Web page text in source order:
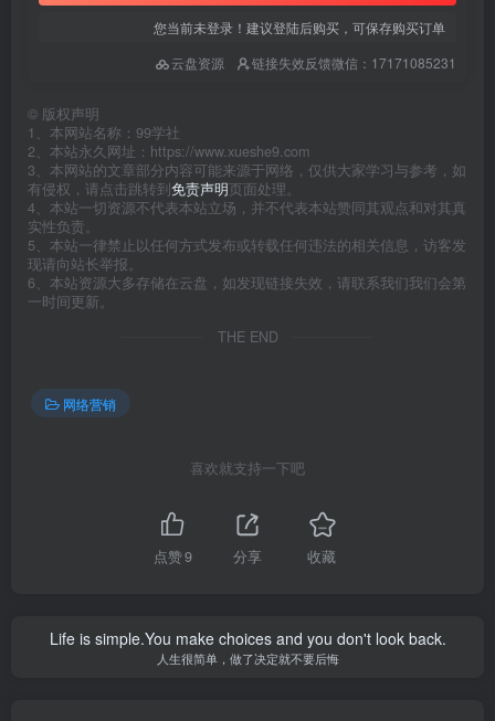
您当前未登录！建议登陆后购买，可保存购买订单
云盘资源
链接失效反馈微信：17171085231
© 版权声明
1、本网站名称：99学社
2、本站永久网址：https://www.xueshe9.com
3、本网站的文章部分内容可能来源于网络，仅供大家学习与参考，如
有侵权，请点击跳转到免责声明页面处理。
4、本站一切资源不代表本站立场，并不代表本站赞同其观点和对其真
实性负责。
5、本站一律禁止以任何方式发布或转载任何违法的相关信息，访客发
现请向站长举报。
6、本站资源大多存储在云盘，如发现链接失效，请联系我们我们会第
一时间更新。
THE END
网络营销
喜欢就支持一下吧
点赞9 分享 收藏
Life is simple.You make choices and you don't look back.
人生很简单，做了决定就不要后悔